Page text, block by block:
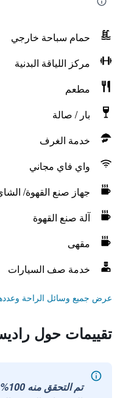
حمام سباحة خارجي
مركز اللياقة البدنية
مطعم
بار / صالة
خدمة الغرف
واي فاي مجاني
جهاز صنع القهوة/
آلة صنع القهوة
مقهى
خدمة صف السيارات
عرض جميع وسائل الراحة وعددها
تقييمات حول
تم التحقق منه 100%